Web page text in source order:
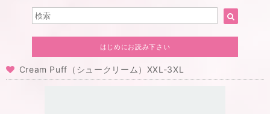
はじめにお読み下さい
Cream Puff（シュークリーム）XXL-3XL